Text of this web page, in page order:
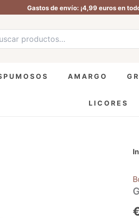
Gastos de envío: ¡4,99 euros en
AMARGO
LICORES